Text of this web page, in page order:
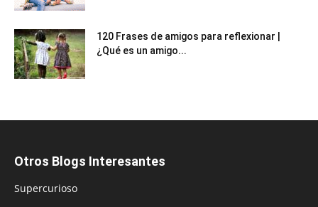
120 Frases de amigos para reflexionar |
¿Qué es un amigo...
Otros Blogs Interesantes
Supercurioso